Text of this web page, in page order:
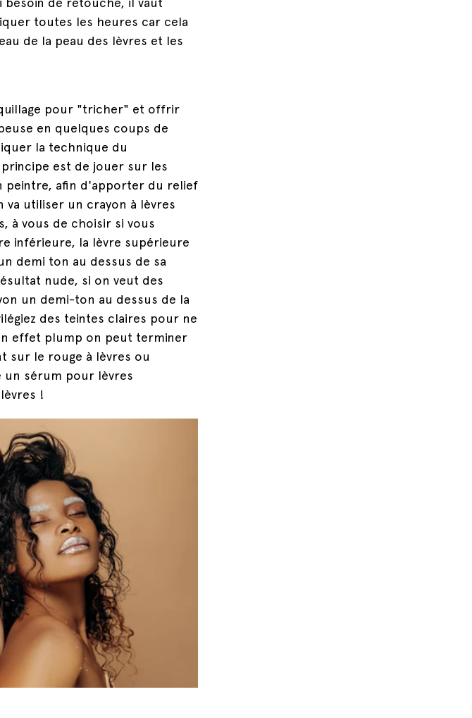
besoin de retouche, il vaut
toutes les heures car cela
de la peau des lèvres et les
pour "tricher" et offrir
en quelques coups de
la technique du
est de jouer sur les
peintre, afin d'apporter du relief
va utiliser un crayon à lèvres
à vous de choisir si vous
inférieure, la lèvre supérieure
demi ton au dessus de sa
nude, si on veut des
un demi-ton au dessus de la
des teintes claires pour ne
effet plump on peut terminer
sur le rouge à lèvres ou
un sérum pour lèvres
!